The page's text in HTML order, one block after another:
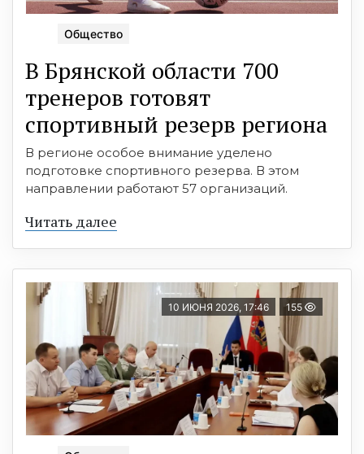
Общество
В Брянской области 700
тренеров готовят
спортивный резерв региона
В регионе особое внимание уделено
подготовке спортивного резерва. В этом
направлении работают 57 организаций.
Читать далее
10 ИЮНЯ 2026, 17:46 155